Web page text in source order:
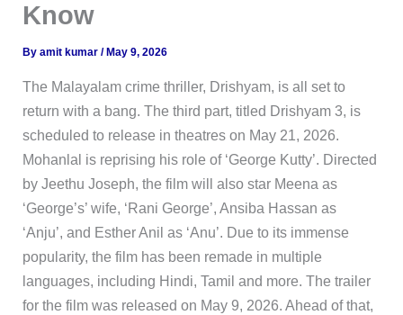
Know
Byamit kumar/ May 9, 2026
The Malayalam crime thriller, Drishyam, is all set to
return with a bang. The third part, titled Drishyam 3, is
scheduled to release in theatres on May 21, 2026.
Mohanlal is reprising his role of ‘George Kutty’. Directed
by Jeethu Joseph, the film will also star Meena as
‘George’s’ wife, ‘Rani George’, Ansiba Hassan as
‘Anju’, and Esther Anil as ‘Anu’. Due to its immense
popularity, the film has been remade in multiple
languages, including Hindi, Tamil and more. The trailer
for the film was released on May 9, 2026. Ahead of that,